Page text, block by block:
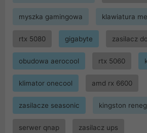
myszka gamingowa klawiatura
rtx 5080 gigabyte zasilacz
obudowa aerocool rtx 5060
klimator onecool amd rx 6600
zasilacze seasonic kingston
serwer qnap zasilacz ups